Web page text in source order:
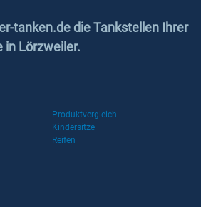
tanken.de die Tankstellen Ihrer
in Lörzweiler.
Produktvergleich
Kindersitze
Reifen